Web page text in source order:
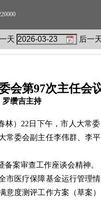
天 后一
会第97次主任会
罗缵吉主持
）22日下午，市人大常
常委会副主任李伟群、李
案审查工作座谈会精神。
医疗保障基金运行管理情
意度测评工作方案（草案